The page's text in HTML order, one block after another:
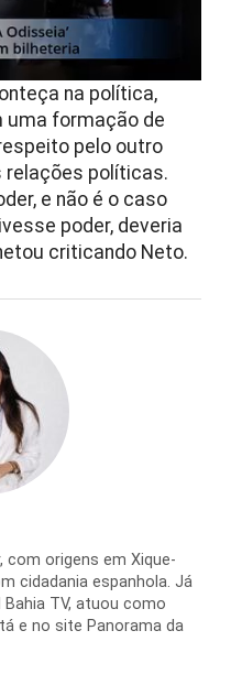
na política,
uma formação de
pelo outro
relações políticas.
e não é o caso
poder, deveria
criticando Neto.
com origens em Xique-
cidadania espanhola. Já
TV, atuou como
e no site Panorama da